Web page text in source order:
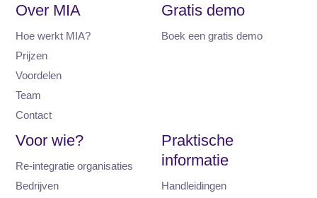
Over MIA
Hoe werkt MIA?
Prijzen
Voordelen
Team
Contact
Gratis demo
Boek een gratis demo
Voor wie?
Re-integratie organisaties
Bedrijven
Praktische
informatie
Handleidingen